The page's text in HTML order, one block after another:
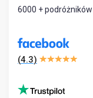
6000 +
(4.3)